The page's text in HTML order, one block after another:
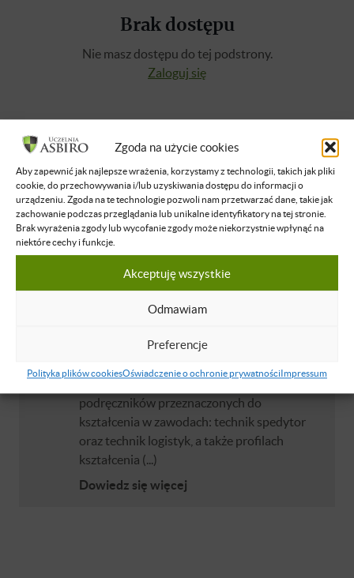
Zgoda na użycie cookies
Aby zapewnić jak najlepsze wrażenia, korzystamy z technologii, takich jak pliki
cookie, do przechowywania i/lub uzyskiwania dostępu do informacji o
urządzeniu. Zgoda na te technologie pozwoli nam przetwarzać dane, takie jak
zachowanie podczas przeglądania lub unikalne identyfikatory na tej stronie.
Brak wyrażenia zgody lub wycofanie zgody może niekorzystnie wpłynąć na
niektóre cechy i funkcje.
Akceptuję wszystkie
Odmawiam
Preferencje
Polityka plików cookiesOświadczenie o ochronie prywatnościImpressum
Brak dostępu
Nie masz dostępu do tej podstrony.
Zaloguj się
Paweł Romanow
Doktor nauk ekonomicznych; absolwent
Akademii Ekonomicznej w Poznaniu. Jest
wykładowcą Wyższej Szkoły Logistyki w
Poznaniu. Specjalizuje się w zakresie
zarządzania transportem w łańcuchach
dostaw, również a aspekcie procesu zmian
zachodzących w sektorze usług TSL. Posiada
logistyki transportu. Jest także rzeczoznawcą
kształcenia ogólnozawodowego oraz
podręczników przeznaczonych do
kształcenia w zawodach: technik spedytor
oraz technik logistyk, a także profilach
kształcenia (...)
Dowiedz się więcej